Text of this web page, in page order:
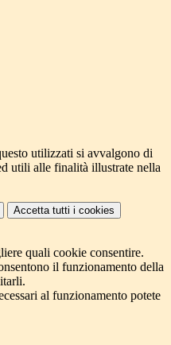
utilizzati si avvalgono di
utili alle finalità illustrate nella
Accetta tutti i cookies
quali cookie consentire.
il funzionamento della
al funzionamento potete